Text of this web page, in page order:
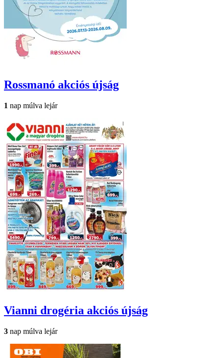
Rossmanó akciós újság
1 nap múlva lejár
Vianni drogéria akciós újság
3 nap múlva lejár